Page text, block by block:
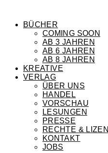
BÜCHER
COMING SOON
AB 3 JAHREN
AB 6 JAHREN
AB 8 JAHREN
KREATIVE
VERLAG
ÜBER UNS
HANDEL
VORSCHAU
LESUNGEN
PRESSE
RECHTE &
KONTAKT
JOBS